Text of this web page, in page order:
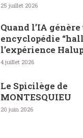
25 juillet 2026
Quand l’IA génère
encyclopédie
l’expérience
4 juillet 2026
Le Spicilège de
MONTESQUIEU
20 juin 2026